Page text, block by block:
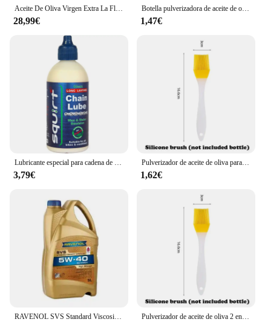
Aceite De Oliva Virgen Extra La Flor De Malaga 5Litros Garantizado Recién Enlatado 100% Fresco
28,99€
Botella pulverizadora de aceite de oliva, dispensador de cocina, Camping, hornear, vinagre, salsa de soja, contenedores pulverizadores, 200/300/500ml
1,47€
Lubricante especial para cadena de bicicleta, accesorio para bici de montaña y carretera, aceite seco, 15ML
3,79€
Pulverizador de aceite de oliva para cocina, botella de plástico para freidora de aire, Camping, barbacoa, 200/300ml/500ml
1,62€
Pulverizador de aceite de oliva 2 en 1 para cocina, botella de plástico para freidora de aire, Camping, barbacoa, 200/500ml